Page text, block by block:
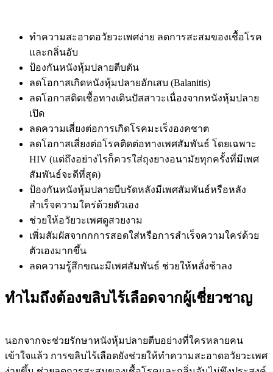
ทำความสะอาดอวัยวะเพศง่าย ลดการสะสมของเชื้อโรค
และกลิ่นอับ
ป้องกันหนังหุ้มปลายตีบตัน
ลดโอกาสเกิดหนังหุ้มปลายอักเสบ (Balanitis)
ลดโอกาสติดเชื้อทางเดินปัสสาวะเนื่องจากหนังหุ้มปลาย
เปิด
ลดความเสี่ยงต่อการเกิดโรคมะเร็งองคชาต
ลดโอกาสเสี่ยงต่อโรคติดต่อทางเพศสัมพันธ์ โดยเฉพาะ
HIV (แต่ถึงอย่างไรก็ควรใส่ถุงยางอนามัยทุกครั้งที่มีเพศ
สัมพันธ์จะดีที่สุด)
ป้องกันหนังหุ้มปลายบีบรัดหลังมีเพศสัมพันธ์หรือหลัง
สำเร็จความใคร่ด้วยตัวเอง
ช่วยให้อวัยวะเพศดูสวยงาม
เพิ่มสัมผัสจากกการสอดใส่หรือการสำเร็จความใคร่ด้วย
ตัวเองมากขึ้น
ลดความรู้สึกขณะมีเพศสัมพันธ์ ช่วยให้หลั่งช้าลง
ทำไมถึงต้องขลิบไร้เลือดจากผู้เชี่ยวชาญ
นอกจากจะช่วยรักษาหนังหุ้มปลายตีบอย่างที่ใครหลายคน
เข้าใจแล้ว การขลิบไร้เลือดยังช่วยให้ทำความสะอาดอวัยวะเพศ